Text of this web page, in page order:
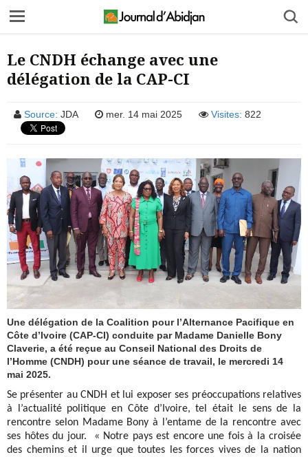
Le CNDH échange avec une
délégation de la CAP-CI
Source: JDA mer. 14 mai 2025 Visites: 822
Une délégation de la Coalition pour l’Alternance Pacifique en
Côte d’Ivoire (CAP-CI) conduite par Madame Danielle Bony
Claverie, a été reçue au Conseil National des Droits de
l’Homme (CNDH) pour une séance de travail, le mercredi 14
mai 2025.
Se présenter au CNDH et lui exposer ses préoccupations relatives
à l’actualité politique en Côte d’Ivoire, tel était le sens de la
rencontre selon Madame Bony à l’entame de la rencontre avec
ses hôtes du jour. « Notre pays est encore une fois à la croisée
des chemins et il urge que toutes les forces vives de la nation